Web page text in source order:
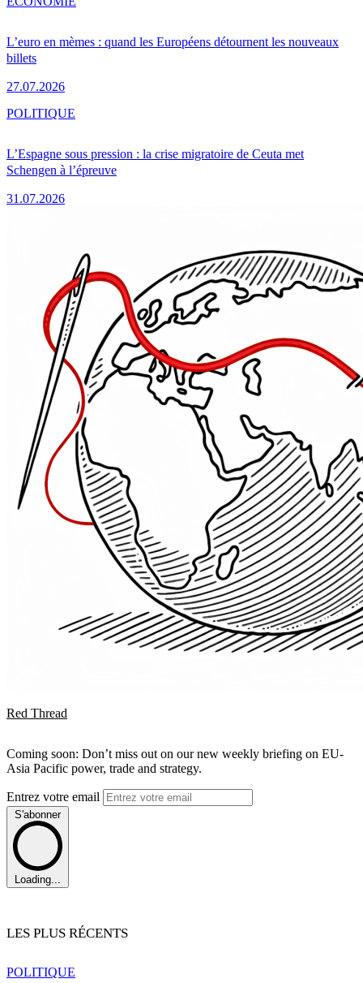
L’euro en mèmes : quand les Européens détournent les nouveaux
billets
27.07.2026
L’Espagne sous pression : la crise migratoire de Ceuta met
Schengen à l’épreuve
31.07.2026
POLITIQUE
Red Thread
Coming soon: Don’t miss out on our new weekly briefing on EU-
Asia Pacific power, trade and strategy.
Entrez votre email
S'abonner
Loading...
LES PLUS RÉCENTS
POLITIQUE